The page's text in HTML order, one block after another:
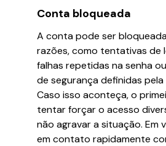
Conta bloqueada
A conta pode ser
razões, como tentativas de
falhas repetidas na senha
de segurança definidas
Caso isso aconteça, o
tentar forçar o acesso
não agravar a situação. Em
em contato rapidamente